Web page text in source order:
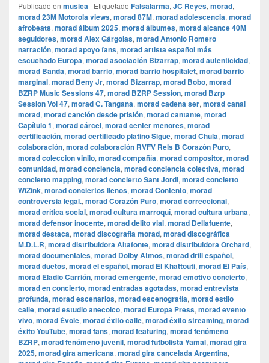
Publicado en musica | Etiquetado Falsalarma, JC Reyes, morad,
morad 23M Motorola views, morad 87M, morad adolescencia, morad
afrobeats, morad álbum 2025, morad álbumes, morad alcance 40M
seguidores, morad Alex Gárgolas, morad Antonio Romero
narración, morad apoyo fans, morad artista español más
escuchado Europa, morad asociación Bizarrap, morad autenticidad,
morad Banda, morad barrio, morad barrio hospitalet, morad barrio
marginal, morad Beny Jr, morad Bizarrap, morad Bobo, morad
BZRP Music Sessions 47, morad BZRP Session, morad Bzrp
Session Vol 47, morad C. Tangana, morad cadena ser, morad canal
morad, morad canción desde prisión, morad cantante, morad
Capítulo 1, morad cárcel, morad center menores, morad
certificación, morad certificado platino Sigue, morad Chula, morad
colaboración, morad colaboración RVFV Rels B Corazón Puro,
morad coleccion vinilo, morad compañía, morad compositor, morad
comunidad, morad conciencia, morad conciencia colectiva, morad
concierto mapping, morad concierto Sant Jordi, morad concierto
WiZink, morad conciertos llenos, morad Contento, morad
controversia legal., morad Corazón Puro, morad correccional,
morad crítica social, morad cultura marroquí, morad cultura urbana,
morad defensor inocente, morad delito vial, morad Dellafuente,
morad destaca, morad discografía morad, morad discográfica
M.D.L.R, morad distribuidora Altafonte, morad distribuidora Orchard,
morad documentales, morad Dolby Atmos, morad drill español,
morad duetos, morad el español, morad El Khattouti, morad El País,
morad Eladio Carrión, morad emergente, morad emotivo concierto,
morad en concierto, morad entradas agotadas, morad entrevista
profunda, morad escenarios, morad escenografía, morad estilo
calle, morad estudio anecoico, morad Europa Press, morad evento
vivo, morad Évole, morad éxito calle, morad éxito streaming, morad
éxito YouTube, morad fans, morad featuring, morad fenómeno
BZRP, morad fenómeno juvenil, morad futbolista Yamal, morad gira
2025, morad gira americana, morad gira cancelada Argentina,